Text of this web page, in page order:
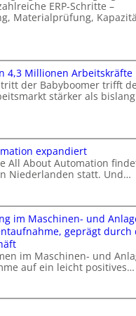
ERP-Schritte –
Materialprüfung,
4,3 Millionen Arbeitskräfte
der Babyboomer trifft
stärker als
expandiert
All About Automation
Niederlanden statt. Und…
im Maschinen- und
geprägt durch
im Maschinen- und
auf ein leicht positives…